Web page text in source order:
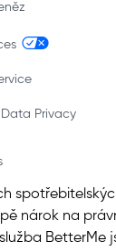
Privacy
nárok na
BetterMe